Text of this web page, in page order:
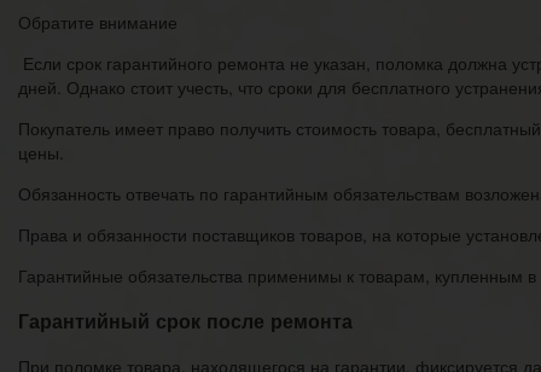
Обратите внимание
Если срок гарантийного ремонта не указан, поломка должна
дней. Однако стоит учесть, что сроки для бесплатного
Покупатель имеет право получить стоимость товара,
цены.
Обязанность отвечать по гарантийным обязательствам
Права и обязанности поставщиков товаров, на которые
Гарантийные обязательства применимы к товарам, купленным
Гарантийный срок после ремонта
При поломке товара, находящегося на гарантии, фиксируется